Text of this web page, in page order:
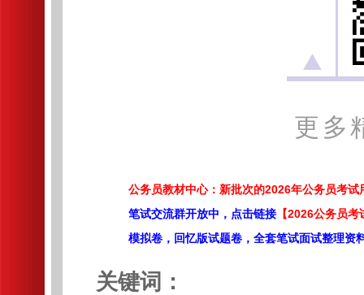
更多
公务员教材中心：新批次的2026年公务员考试
笔试交流群开放中，点击链接 【2026公务员
模拟卷，回忆版试题卷，全套笔试面试整理资
关键词：